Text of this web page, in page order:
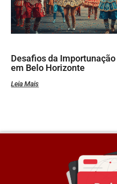
Desafios da Importunação
em Belo Horizonte
Leia Mais